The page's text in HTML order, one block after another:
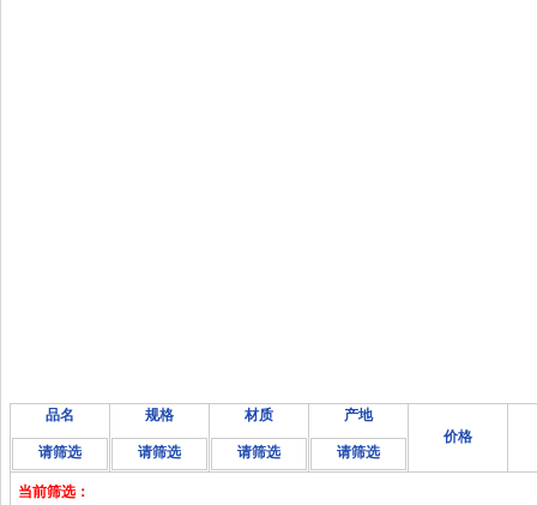
品名
请筛选
规格
请筛选
材质
请筛选
产地
请筛选
价格
当前筛选：